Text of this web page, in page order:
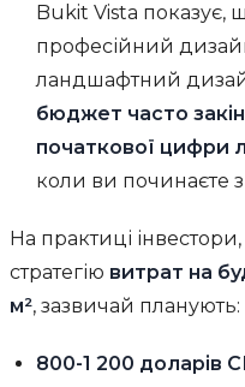
Bukit Vista показує,
професійний
ландшафтний
бюджет часто
початкової цифри
коли ви починаєте з
На практиці
стратегію витрат на
м², зазвичай планують:
800-1 200 доларів